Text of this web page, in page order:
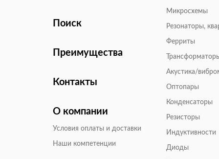
Поиск
Преимущества
Контакты
О компании
Условия оплаты и доставки
Наши компетенции
Микросхемы
Резонаторы,
Ферриты
Акустика/
Оптопары
Конденсаторы
Резисторы
Индуктивности
Диоды